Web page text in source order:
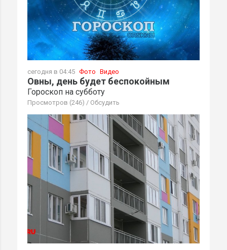
сегодня в 04:45 Фото Видео
Овны, день будет беспокойным
Гороскоп на субботу
Просмотров (246) / Обсудить